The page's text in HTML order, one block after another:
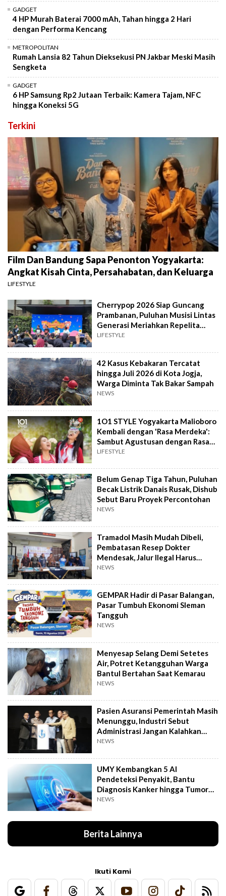
GADGET
4 HP Murah Baterai 7000 mAh, Tahan hingga 2 Hari
dengan Performa Kencang
METROPOLITAN
Rumah Lansia 82 Tahun Dieksekusi PN Jakbar Meski Masih
Sengketa
GADGET
6 HP Samsung Rp2 Jutaan Terbaik: Kamera Tajam, NFC
hingga Koneksi 5G
Terkini
Film Dan Bandung Sapa Penonton Yogyakarta:
Angkat Kisah Cinta, Persahabatan, dan Keluarga
LIFESTYLE
Cherrypop 2026 Siap Guncang
Prambanan, Puluhan Musisi Lintas
Generasi Meriahkan Repelita
Musik
LIFESTYLE
42 Kasus Kebakaran Tercatat
hingga Juli 2026 di Kota Jogja,
Warga Diminta Tak Bakar Sampah
NEWS
1O1 STYLE Yogyakarta Malioboro
Kembali dengan 'Rasa Merdeka':
Sambut Agustusan dengan Rasa
dan Tawa
LIFESTYLE
Belum Genap Tiga Tahun, Puluhan
Becak Listrik Danais Rusak, Dishub
Sebut Baru Proyek Percontohan
NEWS
Tramadol Masih Mudah Dibeli,
Pembatasan Resep Dokter
Mendesak, Jalur Ilegal Harus
Distop
NEWS
GEMPAR Hadir di Pasar Balangan,
Pasar Tumbuh Ekonomi Sleman
Tangguh
NEWS
Menyesap Selang Demi Setetes
Air, Potret Ketangguhan Warga
Bantul Bertahan Saat Kemarau
NEWS
Pasien Asuransi Pemerintah Masih
Menunggu, Industri Sebut
Administrasi Jangan Kalahkan
Kemanusiaan
NEWS
UMY Kembangkan 5 AI
Pendeteksi Penyakit, Bantu
Diagnosis Kanker hingga Tumor
Otak Lebih Cepat
NEWS
Berita Lainnya
Ikuti Kami